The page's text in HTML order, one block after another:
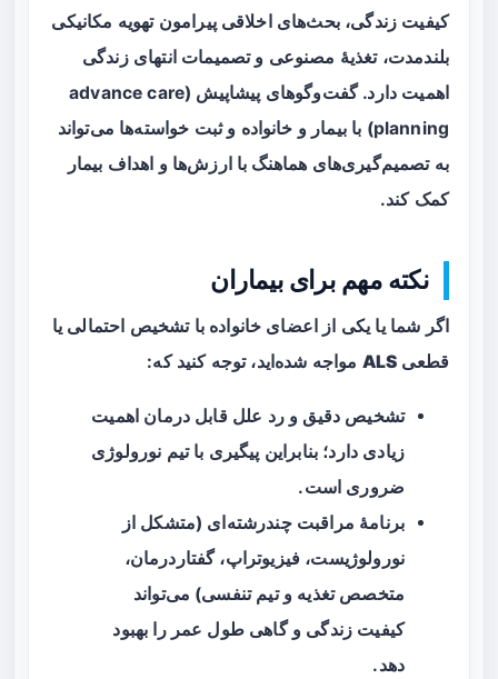
کیفیت زندگی، بحث‌های اخلاقی پیرامون تهویه مکانیکی
بلندمدت، تغذیهٔ مصنوعی و تصمیمات انتهای زندگی
اهمیت دارد. گفت‌وگوهای پیشاپیش (advance care
planning) با بیمار و خانواده و ثبت خواسته‌ها می‌تواند
به تصمیم‌گیری‌های هماهنگ با ارزش‌ها و اهداف بیمار
کمک کند.
نکته مهم برای بیماران
اگر شما یا یکی از اعضای خانواده با تشخیص احتمالی یا
قطعی ALS مواجه شده‌اید، توجه کنید که:
تشخیص دقیق و رد علل قابل درمان اهمیت
زیادی دارد؛ بنابراین پیگیری با تیم نورولوژی
ضروری است.
برنامهٔ مراقبت چندرشته‌ای (متشکل از
نورولوژیست، فیزیوتراپ، گفتاردرمان،
متخصص تغذیه و تیم تنفسی) می‌تواند
کیفیت زندگی و گاهی طول عمر را بهبود
دهد.